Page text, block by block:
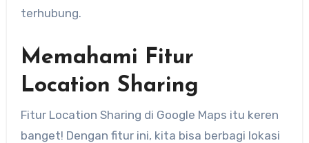
terhubung.
Memahami Fitur
Location Sharing
​Fitur Location Sharing di Google Maps itu keren
banget! Dengan fitur ini, kita bisa berbagi lokasi